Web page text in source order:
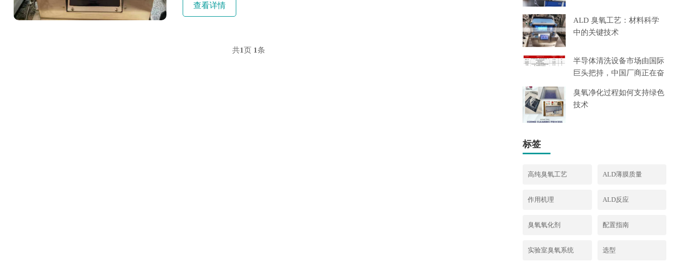
查看详情
共1页 1条
ALD 臭氧工艺：材料科学
中的关键技术
半导体清洗设备市场由国际
巨头把持，中国厂商正在奋
臭氧净化过程如何支持绿色
技术
标签
高纯臭氧工艺 ALD薄膜质量
作用机理 ALD反应
臭氧氧化剂 配置指南
实验室臭氧系统 选型